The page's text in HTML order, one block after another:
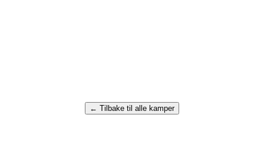
← Tilbake til alle kamper